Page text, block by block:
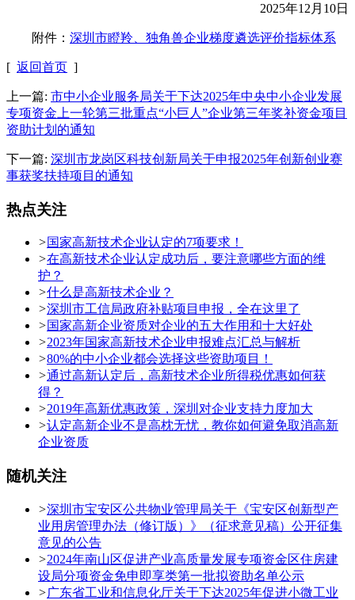
2025年12月10日
附件： 深圳市瞪羚、独角兽企业梯度遴选评价指标体系
[ 返回首页 ]
上一篇: 市中小企业服务局关于下达2025年中央中小企业发展
专项资金上一轮第三批重点“小巨人”企业第三年奖补资金项目
资助计划的通知
下一篇: 深圳市龙岗区科技创新局关于申报2025年创新创业赛
事获奖扶持项目的通知
热点关注
>国家高新技术企业认定的7项要求！
>在高新技术企业认定成功后，要注意哪些方面的维
护？
>什么是高新技术企业？
>深圳市工信局政府补贴项目申报，全在这里了
>国家高新企业资质对企业的五大作用和十大好处
>2023年国家高新技术企业申报难点汇总与解析
>80%的中小企业都会选择这些资助项目！
>通过高新认定后，高新技术企业所得税优惠如何获
得？
>2019年高新优惠政策，深圳对企业支持力度加大
>认定高新企业不是高枕无忧，教你如何避免取消高新
企业资质
随机关注
>深圳市宝安区公共物业管理局关于《宝安区创新型产
业用房管理办法（修订版）》（征求意见稿）公开征集
意见的公告
>2024年南山区促进产业高质量发展专项资金区住房建
设局分项资金免申即享类第一批拟资助名单公示
>广东省工业和信息化厅关于下达2025年促进小微工业